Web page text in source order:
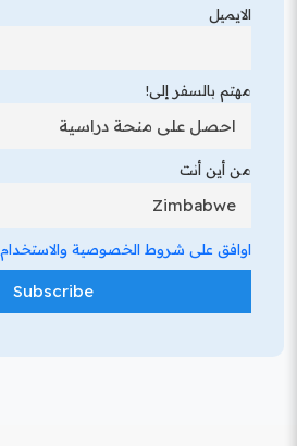
الايميل
مهتم بالسفر إلى!
من أين أنت
اوافق على شروط الخصوصية والاستخدام